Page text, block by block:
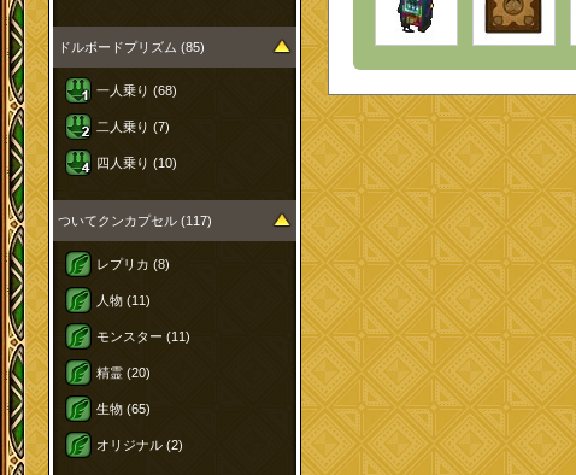
ドルボードプリズム (85)
一人乗り (68)
二人乗り (7)
四人乗り (10)
ついてクンカプセル (117)
レプリカ (8)
人物 (11)
モンスター (11)
精霊 (20)
生物 (65)
オリジナル (2)